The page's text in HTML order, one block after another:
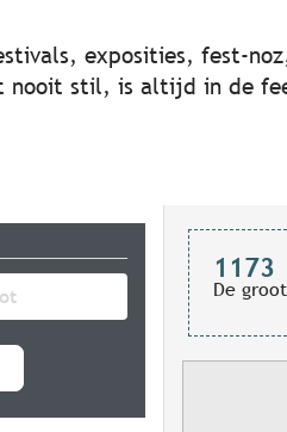
exposities, fest-
nooit stil, is altijd in de
1173
De